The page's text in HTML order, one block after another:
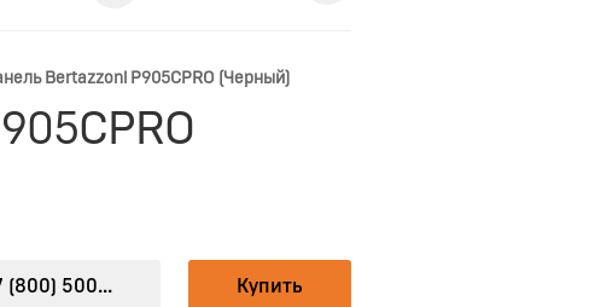
Bertazzoni P905CPRO (Черный)
Купить
(800) 500...